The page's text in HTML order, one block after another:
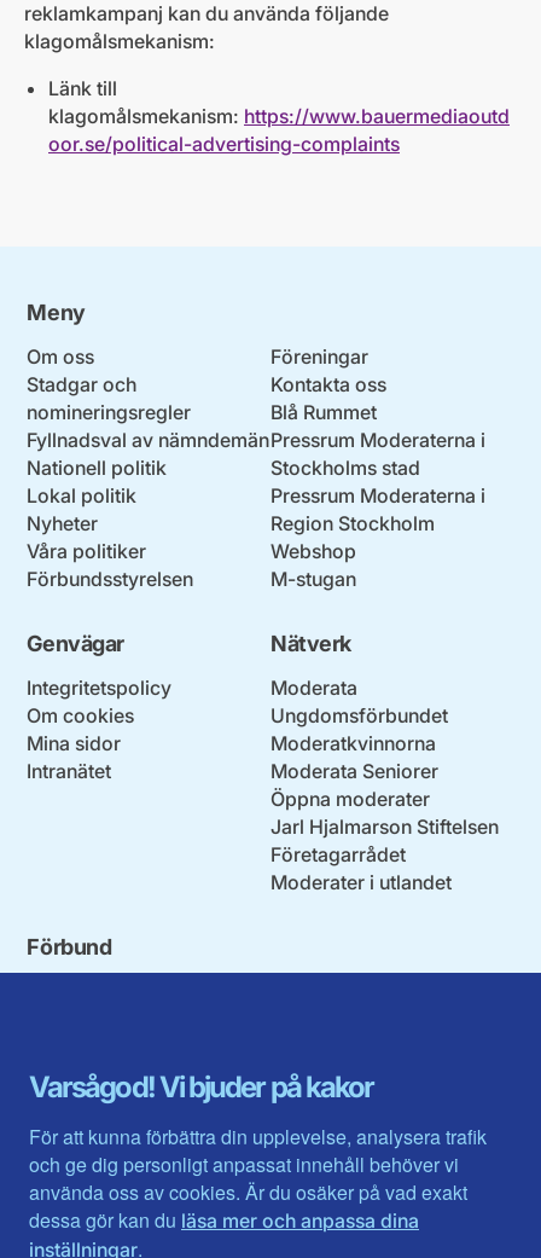
Varsågod! Vi bjuder på kakor
För att kunna förbättra din upplevelse, analysera trafik
och ge dig personligt anpassat innehåll behöver vi
använda oss av cookies. Är du osäker på vad exakt
dessa gör kan du läsa mer och anpassa dina
inställningar.
reklamkampanj kan du använda följande
klagomålsmekanism:
Länk till
klagomålsmekanism: https://www.bauermediaoutd
oor.se/political-advertising-complaints
Meny
Om oss
Stadgar och
nomineringsregler
Fyllnadsval av nämndemän
Nationell politik
Lokal politik
Nyheter
Våra politiker
Förbundsstyrelsen
Föreningar
Kontakta oss
Blå Rummet
Pressrum Moderaterna i
Stockholms stad
Pressrum Moderaterna i
Region Stockholm
Webshop
M-stugan
Genvägar
Integritetspolicy
Om cookies
Mina sidor
Intranätet
Nätverk
Moderata
Ungdomsförbundet
Moderatkvinnorna
Moderata Seniorer
Öppna moderater
Jarl Hjalmarson Stiftelsen
Företagarrådet
Moderater i utlandet
Förbund
Gävleborg
Halland
Jämtlands län
Jönköpings län
Kalmar län
Kronobergs län
Norrbotten
Värmlands län
Västerbotten
Västra Götaland
Västernorrland
Västmanland
Örebro län
Östergötland